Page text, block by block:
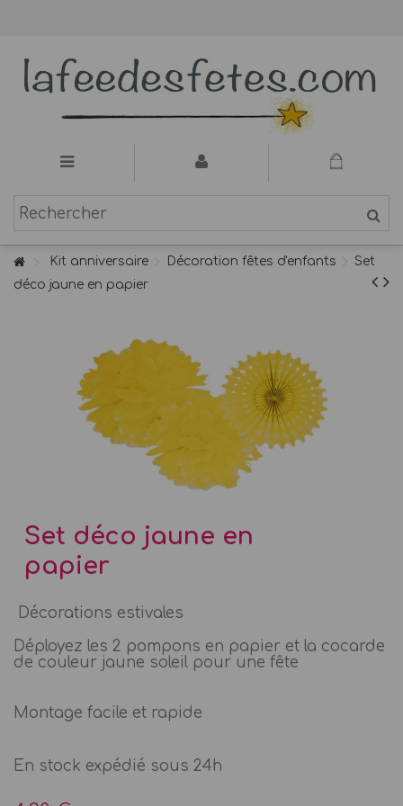
Kit anniversaire Décoration fêtes d'enfants
Set
déco jaune en papier
Set déco jaune en
papier
Décorations estivales
Déployez les 2 pompons en papier et la cocarde
de couleur jaune soleil pour une fête
Montage facile et rapide
En stock expédié sous 24h